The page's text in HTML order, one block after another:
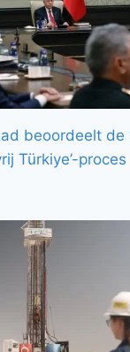
beoordeelt de
Türkiye’-proces